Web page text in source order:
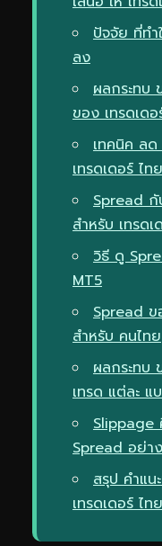
ปัจจัย ที่ท
ลง
ผลกระทบ
ของ เทรดเดอ
เทคนิค ล
เทรดเดอร์ ไทย
Spread กั
สำหรับ เทรดเ
วิธี ดู
MT5
Spread ข
สำหรับ คนไทย
ผลกระทบ
เทรด แต่ละ แ
Slippage
Spread อย่า
สรุป คำแน
เทรดเดอร์ ไทย